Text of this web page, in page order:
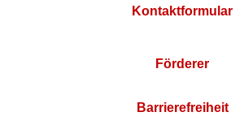
Kontaktformular
Förderer
Barrierefreiheit